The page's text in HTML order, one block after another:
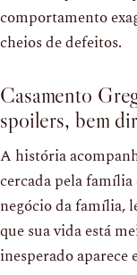
comportamento
cheios de defeitos.
Casamento
spoilers, bem
A história
cercada pela
negócio da família,
que sua vida está
inesperado aparece